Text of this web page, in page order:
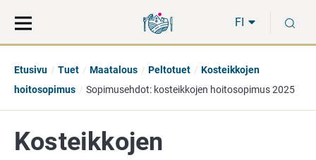
suoraan
sisältöön
koko
sivuston
FI
Etusivu Tuet Maatalous Peltotuet
Kosteikkojen
hoitosopimus
Sopimusehdot: kosteikkojen hoitosopimus 2025
Kosteikkojen